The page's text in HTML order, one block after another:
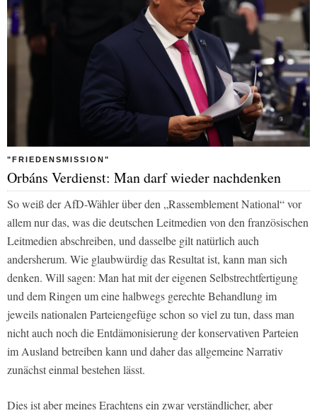
"FRIEDENSMISSION"
Orbáns Verdienst: Man darf wieder nachdenken
So weiß der AfD-Wähler über den „Rassemblement National“ vor
allem nur das, was die deutschen Leitmedien von den französischen
Leitmedien abschreiben, und dasselbe gilt natürlich auch
andersherum. Wie glaubwürdig das Resultat ist, kann man sich
denken. Will sagen: Man hat mit der eigenen Selbstrechtfertigung
und dem Ringen um eine halbwegs gerechte Behandlung im
jeweils nationalen Parteiengefüge schon so viel zu tun, dass man
nicht auch noch die Entdämonisierung der konservativen Parteien
im Ausland betreiben kann und daher das allgemeine Narrativ
zunächst einmal bestehen lässt.
Dies ist aber meines Erachtens ein zwar verständlicher, aber